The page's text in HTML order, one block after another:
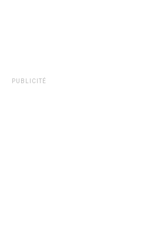
PUBLICITÉ